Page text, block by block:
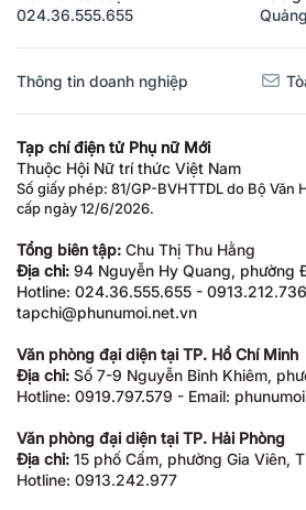
024.36.555.655
Thông tin doanh nghiệp
Tạp chí điện tử Phụ nữ Mới
Thuộc Hội Nữ trí thức Việt Nam
Số giấy phép: 81/GP-BVHTTDL do Bộ Văn
cấp ngày 12/6/2026.
Tổng biên tập: Chu Thị Thu Hằng
Địa chỉ: 94 Nguyễn Hy Quang, phường
Hotline: 024.36.555.655 -
tapchi@phunumoi.net.vn
Văn phòng đại diện tại TP. Hồ Chí Minh
Địa chỉ: Số 7-9 Nguyễn Bỉnh Khiêm,
Hotline: 0919.797.579 - Email:
Văn phòng đại diện tại TP. Hải Phòng
Địa chỉ: 15 phố Cấm, phường Gia Viên,
Hotline: 0913.242.977